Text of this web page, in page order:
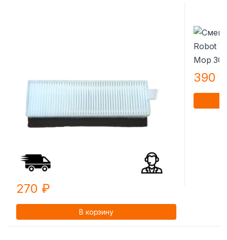
270 ₽
В корзину
390